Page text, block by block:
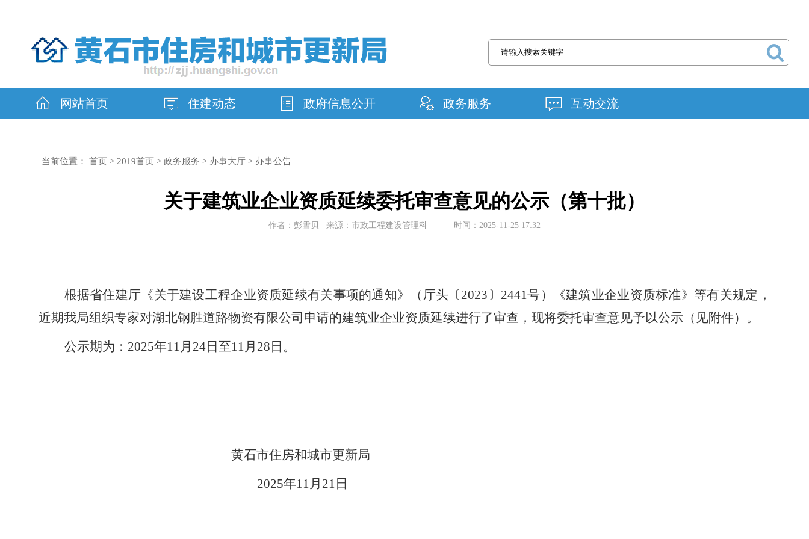
网站首页 住建动态 政府信息公开 政务服务 互动交流
当前位置： 首页> 2019首页> 政务服务 > 办事大厅> 办事公告
关于建筑业企业资质延续委托审查意见的公示（第十批）
作者：彭雪贝 来源：市政工程建设管理科 时间：2025-11-25 17:32
根据省住建厅《关于建设工程企业资质延续有关事项的通知》（厅头 〔2023 〕 2441号）《建筑业企业资质标准》等有关规定，
近期我局组织专家对湖北钢胜道路物资有限公司 申请的建筑业企业资质延续进行了审查，现将委托审查意见予以公示（见附件）
。
公示期为： 2025年11月 24日至11月 28 日。
黄石市住房和城市更新局
2025年11月 21 日